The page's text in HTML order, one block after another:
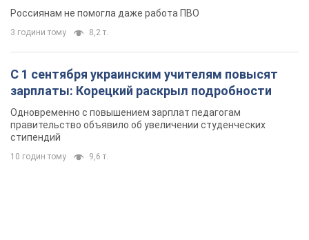
Россиянам не помогла даже работа ПВО
3 години тому 8,2 т.
С 1 сентября украинским учителям повысят
зарплаты: Корецкий раскрыл подробности
Одновременно с повышением зарплат педагогам
правительство объявило об увеличении студенческих
стипендий
10 годин тому 9,6 т.